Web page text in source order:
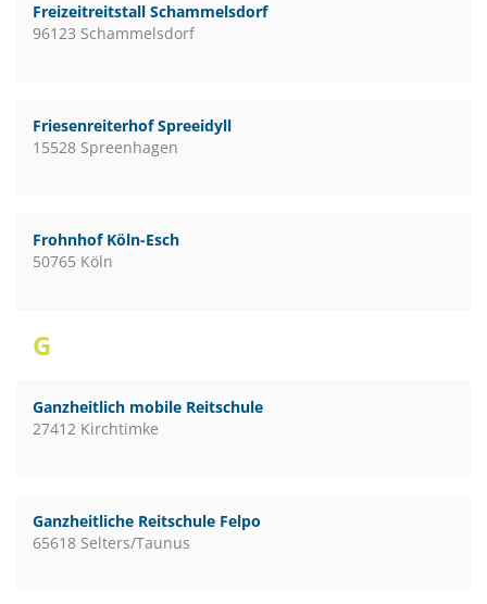
Freizeitreitstall Schammelsdorf
96123 Schammelsdorf
Friesenreiterhof Spreeidyll
15528 Spreenhagen
Frohnhof Köln-Esch
50765 Köln
G
Ganzheitlich mobile Reitschule
27412 Kirchtimke
Ganzheitliche Reitschule Felpo
65618 Selters/Taunus